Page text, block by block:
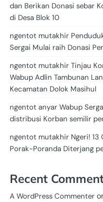
dan Berikan Donasi sebar
di Desa Blok 10
ngentot mutakhir
Sergai Mulai raih Donasi
ngentot mutakhir Tinjau
Wabup Adlin Tambunan
Kecamatan Dolok Masihul
ngentot anyar Wabup
distribusi Korban semilir
ngentot mutakhir Ngeri! 13
Porak-Poranda Diterjang
Recent
A WordPress Commenter